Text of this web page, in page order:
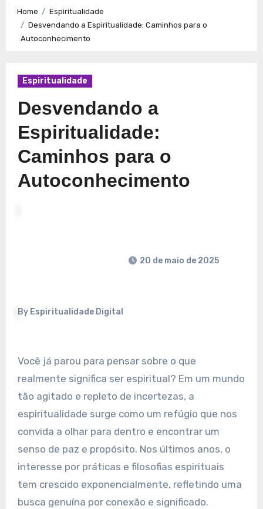
Caminhos para a Plenitude no Presente
Espiritualidade: Conexão e Significado no Presente
Home
Espiritualidade
Desvendando a Espiritualidade: Caminhos para o
Autoconhecimento
Espiritualidade
Desvendando a
Espiritualidade:
Caminhos para o
Autoconhecimento
By Espiritualidade Digital
20 de maio de 2025
Você já parou para pensar sobre o que
realmente significa ser espiritual? Em um mundo
tão agitado e repleto de incertezas, a
espiritualidade surge como um refúgio que nos
convida a olhar para dentro e encontrar um
senso de paz e propósito. Nos últimos anos, o
interesse por práticas e filosofias espirituais
tem crescido exponencialmente, refletindo uma
busca genuína por conexão e significado.